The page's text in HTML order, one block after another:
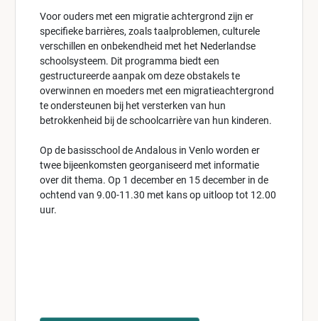
Voor ouders met een migratie achtergrond zijn er
specifieke barrières, zoals taalproblemen, culturele
verschillen en onbekendheid met het Nederlandse
schoolsysteem. Dit programma biedt een
gestructureerde aanpak om deze obstakels te
overwinnen en moeders met een migratieachtergrond
te ondersteunen bij het versterken van hun
betrokkenheid bij de schoolcarrière van hun kinderen.
Op de basisschool de Andalous in Venlo worden er
twee bijeenkomsten georganiseerd met informatie
over dit thema. Op 1 december en 15 december in de
ochtend van 9.00-11.30 met kans op uitloop tot 12.00
uur.